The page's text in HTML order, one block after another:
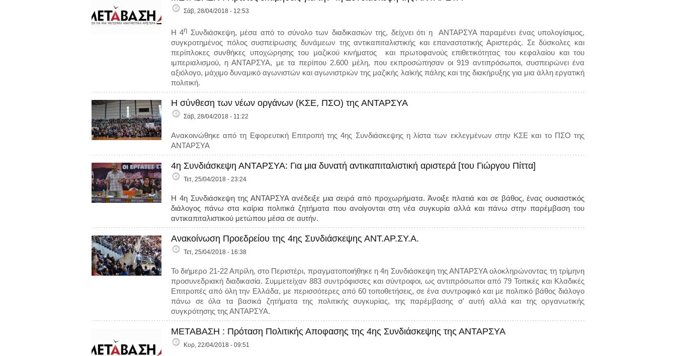
Σάβ, 28/04/2018 - 12:53
Η 4η Συνδιάσκεψη, μέσα από το σύνολο των διαδικασιών της, δείχνει ότι η ΑΝΤΑΡΣΥΑ παραμένει ένας υπολογίσιμος,
συγκροτημένος πόλος συσπείρωσης δυνάμεων της αντικαπιταλιστικής και επαναστατικής Αριστεράς. Σε δύσκολες και
περίπλοκες συνθήκες υποχώρησης του μαζικού κινήματος και πρωτοφανούς επιθετικότητας του κεφαλαίου και του
ιμπεριαλισμού, η ΑΝΤΑΡΣΥΑ, με τα περίπου 2.600 μέλη, που εκπροσώπησαν οι 919 αντιπρόσωποι, συσπειρώνει ένα
αξιόλογο, μάχιμο δυναμικό αγωνιστών και αγωνιστριών της μαζικής λαϊκής πάλης και της διακήρυξης για μια άλλη εργατική
πολιτική.
Η σύνθεση των νέων οργάνων (ΚΣΕ, ΠΣΟ) της ΑΝΤΑΡΣΥΑ
Σάβ, 28/04/2018 - 11:22
Ανακοινώθηκε από τη Εφορευτική Επιτροπή της 4ης Συνδιάσκεψης η λίστα των εκλεγμένων στην ΚΣΕ και το ΠΣΟ της
ΑΝΤΑΡΣΥΑ
4η Συνδιάσκεψη ΑΝΤΑΡΣΥΑ: Για μια δυνατή αντικαπιταλιστική αριστερά [του Γιώργου Πίττα]
Τετ, 25/04/2018 - 23:24
Η 4η Συνδιάσκεψη της ΑΝΤΑΡΣΥΑ ανέδειξε μια σειρά από προχωρήματα. Άνοιξε πλατιά και σε βάθος, ένας ουσιαστικός
διάλογος πάνω στα καίρια πολιτικά ζητήματα που ανοίγονται στη νέα συγκυρία αλλά και πάνω στην παρέμβαση του
αντικαπιταλιστικού μετώπου μέσα σε αυτήν.
Ανακοίνωση Προεδρείου της 4ης Συνδιάσκεψης ΑΝΤ.ΑΡ.ΣΥ.Α.
Τετ, 25/04/2018 - 16:38
Το διήμερο 21-22 Απρίλη, στο Περιστέρι, πραγματοποιήθηκε η 4η Συνδιάσκεψη της ΑΝΤΑΡΣΥΑ ολοκληρώνοντας τη τρίμηνη
προσυνεδριακή διαδικασία. Συμμετείχαν 883 συντρόφισσες και σύντροφοι, ως αντιπρόσωποι από 79 Τοπικές και Κλαδικές
Επιτροπές από όλη την Ελλάδα, με περισσότερες από 60 τοποθετήσεις, σε ένα συντροφικό και με πολιτικό βάθος διάλογο
πάνω σε όλα τα βασικά ζητήματα της πολιτικής συγκυρίας, της παρέμβασης σ' αυτή αλλά και της οργανωτικής
συγκρότησης της ΑΝΤΑΡΣΥΑ.
ΜΕΤΑΒΑΣΗ : Πρόταση Πολιτικής Αποφασης της 4ης Συνδιάσκεψης της ΑΝΤΑΡΣΥΑ
Κυρ, 22/04/2018 - 09:51